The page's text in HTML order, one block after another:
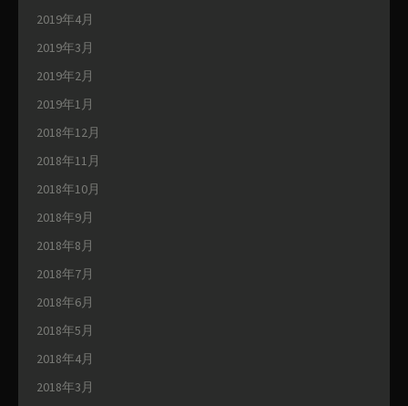
2019年4月
2019年3月
2019年2月
2019年1月
2018年12月
2018年11月
2018年10月
2018年9月
2018年8月
2018年7月
2018年6月
2018年5月
2018年4月
2018年3月